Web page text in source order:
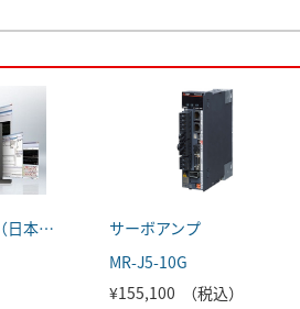
MELSOFT iQ Works（日本語版）
サーボアンプ
MR-J5-10G
¥155,100 （税込）